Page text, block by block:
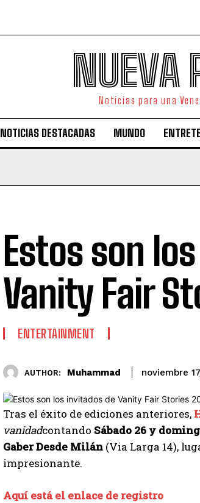
NUEVA
Noticias para una
NOTICIAS DESTACADAS MUNDO
Estos son
Vanity Fair
ENTERTAINMENT
AUTHOR: Muhammad noviembre
Tras el éxito de ediciones anteriores,
vanidadcontando Sábado 26 y
GaberDesde Milán (Via Larga 14),
impresionante.
Aquí está el enlace de registro